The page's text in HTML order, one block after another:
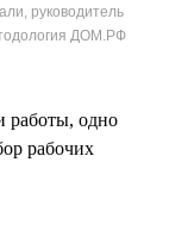
руководитель
ДОМ.РФ
работы, одно
рабочих